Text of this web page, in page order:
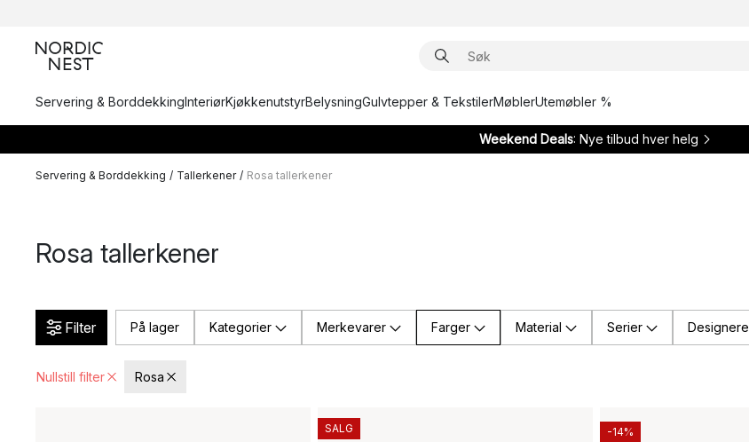
Servering & BorddekkingInteriørKjøkkenutstyrBelysningGulvtepper & TekstilerMøblerUtemøbler %
Weekend Deals: Nye tilbud hver helg
Servering & Borddekking / Tallerkener / Rosa tallerkener
Rosa tallerkener
Filter På lager Kategorier Merkevarer Farger Material Serier Designere
Nullstill filter Rosa
SALG
-14%